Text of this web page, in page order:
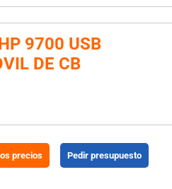
9700 USB
DE CB
precios Pedir presupuesto